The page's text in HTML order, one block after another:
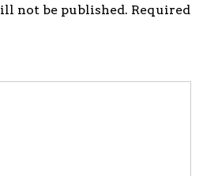
not be published. Required